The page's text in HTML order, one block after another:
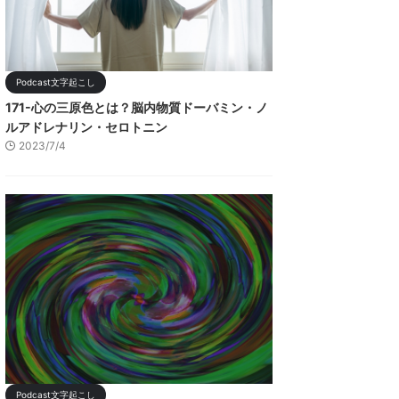
Podcast文字起こし
171-心の三原色とは？脳内物質ドーバミン・ノ
ルアドレナリン・セロトニン
2023/7/4
Podcast文字起こし